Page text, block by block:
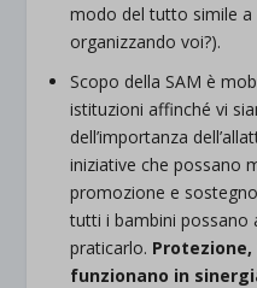
modo del tutto simile a
organizzando voi?).
Scopo della SAM è
istituzioni affinché vi
dell’importanza
iniziative che possano
promozione e
tutti i bambini possano
praticarlo.
funzionano in